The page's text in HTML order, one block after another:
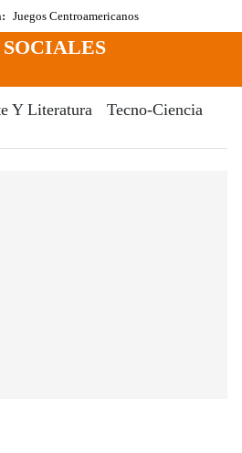
Juegos Centroamericanos
SOCIALES
Y Literatura Tecno-Ciencia